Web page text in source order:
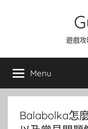
遊戲
Menu
Balabolka怎